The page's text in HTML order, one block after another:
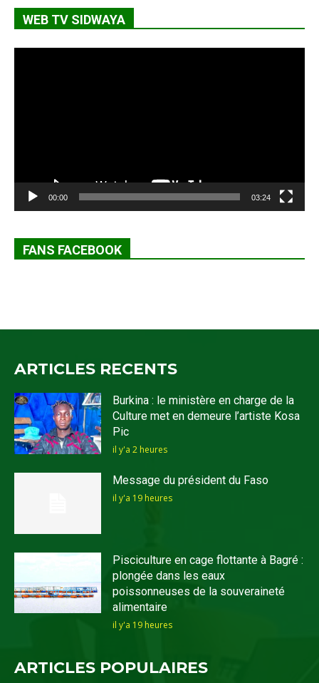
WEB TV SIDWAYA
00:00 03:24
FANS FACEBOOK
ARTICLES RECENTS
Burkina : le ministère en charge de la
Culture met en demeure l’artiste Kosa
Pic
il y'a 2 heures
Message du président du Faso
il y'a 19 heures
Pisciculture en cage flottante à Bagré :
plongée dans les eaux
poissonneuses de la souveraineté
alimentaire
il y'a 19 heures
ARTICLES POPULAIRES